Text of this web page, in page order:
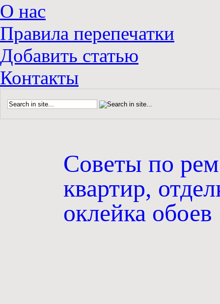
О нас
Правила перепечатки
Добавить статью
Контакты
Советы по
квартир,
оклейка обоев